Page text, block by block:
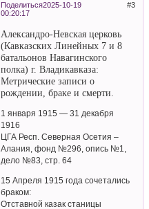
Поделиться 3
2025-10-19
00:20:17
Александро-Невская церковь
(Кавказских Линейных 7 и 8
батальонов Навагинского
полка) г. Владикавказа:
Метрические записи о
рождении, браке и смерти.
1 января 1915 — 31 декабря
1916
ЦГА Респ. Северная Осетия –
Алания, фонд №296, опись №1,
дело №83, стр. 64
15 Апреля 1915 года сочетались
браком:
Отставной казак станицы